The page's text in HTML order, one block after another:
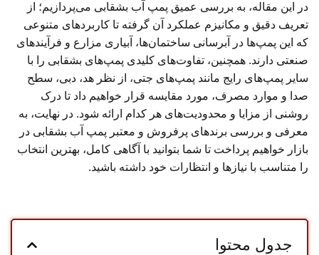
در این مقاله، به بررسی عمیق پمپ آب بشقابی می‌پردازیم؛ از
تعریف دقیق و مکانیزم عملکرد آن گرفته تا کاربردهای متنوعی
که این پمپ‌ها در آبرسانی ساختمان‌ها، آبیاری مزارع و فرآیندهای
صنعتی دارند. همچنین، تفاوت‌های کلیدی پمپ‌های بشقابی را با
سایر پمپ‌های رایج مانند پمپ‌های جتی، از نظر هد، دبی، سطح
صدا و موارد مصرف، مورد مقایسه قرار خواهیم داد تا درک
روشنی از مزایا و محدودیت‌های هر کدام ارائه شود. در نهایت، به
معرفی و بررسی برندهای پرفروش و معتبر پمپ آب بشقابی در
بازار خواهیم پرداخت تا شما بتوانید با آگاهی کامل، بهترین انتخاب
را متناسب با نیازها و انتظارات خود داشته باشید.
جدول محتوا